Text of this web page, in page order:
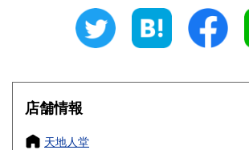
430円 三重県
大阪府
奈良県
店舗情報
天地人堂